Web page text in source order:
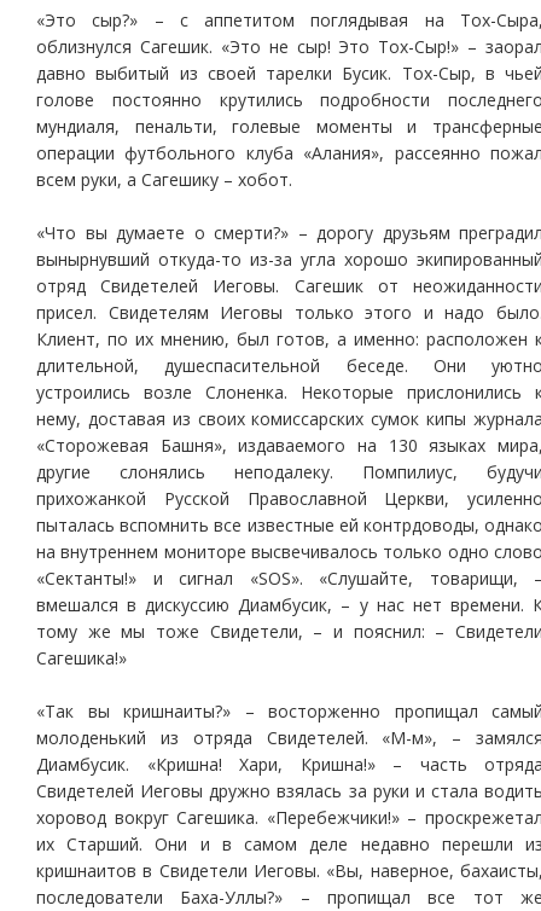
«Это сыр?» – с аппетитом поглядывая на Тох-
облизнулся Сагешик. «Это не сыр! Это Тох-Сыр!» –
давно выбитый из своей тарелки Бусик. Тох-Сыр, в
голове постоянно крутились подробности
мундиаля, пенальти, голевые моменты и
операции футбольного клуба «Алания», рассеянно
всем руки, а Сагешику – хобот.
«Что вы думаете о смерти?» – дорогу друзьям
вынырнувший откуда-то из-за угла хорошо
отряд Свидетелей Иеговы. Сагешик от
присел. Свидетелям Иеговы только этого и надо
Клиент, по их мнению, был готов, а именно: расположен
длительной, душеспасительной беседе. Они
устроились возле Слоненка. Некоторые прислонились
нему, доставая из своих комиссарских сумок кипы
«Сторожевая Башня», издаваемого на 130 языках
другие слонялись неподалеку. Помпилиус,
прихожанкой Русской Православной Церкви,
пыталась вспомнить все известные ей контрдоводы,
на внутреннем мониторе высвечивалось только одно
«Сектанты!» и сигнал «SOS». «Слушайте, товарищи,
вмешался в дискуссию Диамбусик, – у нас нет времени.
тому же мы тоже Свидетели, – и пояснил: –
Сагешика!»
«Так вы кришнаиты?» – восторженно пропищал
молоденький из отряда Свидетелей. «М-м», –
Диамбусик. «Кришна! Хари, Кришна!» – часть
Свидетелей Иеговы дружно взялась за руки и стала
хоровод вокруг Сагешика. «Перебежчики!» –
их Старший. Они и в самом деле недавно перешли
кришнаитов в Свидетели Иеговы. «Вы, наверное,
последователи Баха-Уллы?» – пропищал все тот